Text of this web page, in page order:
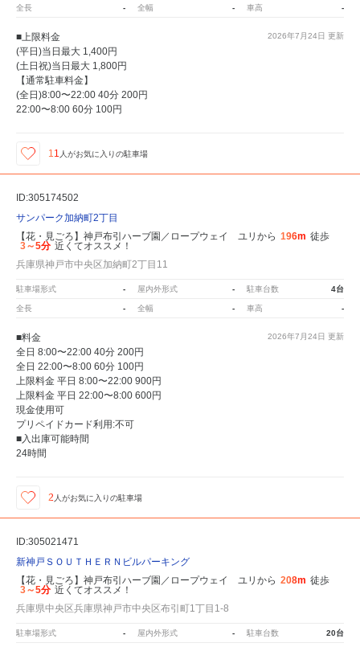
全長 - 全幅 - 車高 -
2026年7月24日 更新
■上限料金
(平日)当日最大 1,400円
(土日祝)当日最大 1,800円
【通常駐車料金】
(全日)8:00〜22:00 40分 200円
22:00〜8:00 60分 100円
11 人がお気に入りの駐車場
ID:305174502
サンパーク加納町2丁目
【花・見ごろ】神戸布引ハーブ園／ロープウェイ ユリから 196m 徒歩
3～5分 近くてオススメ！
兵庫県神戸市中央区加納町2丁目11
駐車場形式 - 屋内外形式 - 駐車台数 4台
全長 - 全幅 - 車高 -
2026年7月24日 更新
■料金
全日 8:00〜22:00 40分 200円
全日 22:00〜8:00 60分 100円
上限料金 平日 8:00〜22:00 900円
上限料金 平日 22:00〜8:00 600円
現金使用可
プリペイドカード利用:不可
■入出庫可能時間
24時間
2 人がお気に入りの駐車場
ID:305021471
新神戸ＳＯＵＴＨＥＲＮビルパーキング
【花・見ごろ】神戸布引ハーブ園／ロープウェイ ユリから 208m 徒歩
3～5分 近くてオススメ！
兵庫県中央区兵庫県神戸市中央区布引町1丁目1-8
駐車場形式 - 屋内外形式 - 駐車台数 20台